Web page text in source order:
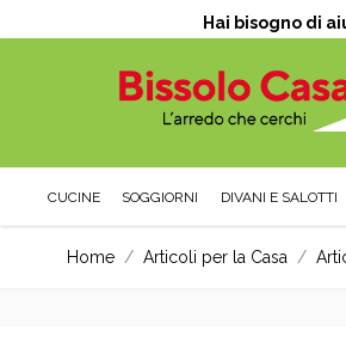
Hai bisogno di
CUCINE SOGGIORNI DIVANI E SALOTTI
Home / Articoli per la Casa /